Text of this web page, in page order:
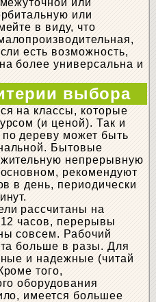
или
или
в виду, что
есть возможность,
более универсальна и
выбора
на классы, которые
(и ценой). Так и
дереву может быть
Бытовые
непрерывную
рекомендуют
в день, периодически
рассчитаны на
часов, перерывы
совсем. Рабочий
больше в разы. Для
и надежные (читай
того,
оборудования
имеется большее